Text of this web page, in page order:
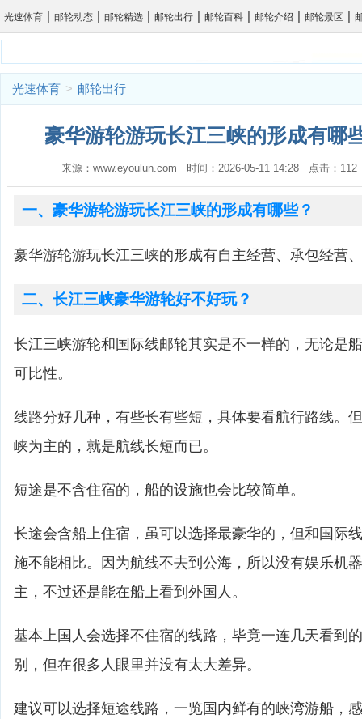
光速体育 | 邮轮动态 | 邮轮精选 | 邮轮出行 | 邮轮百科 | 邮轮介绍 | 邮轮景区 |
光速体育 > 邮轮出行
豪华游轮游玩长江三峡的形成有哪
来源：www.eyoulun.com 时间：2026-05-11 14:28 点击：
一、豪华游轮游玩长江三峡的形成有哪些？
豪华游轮游玩长江三峡的形成有自主经营、承包经营
二、长江三峡豪华游轮好不好玩？
长江三峡游轮和国际线邮轮其实是不一样的，无论是
可比性。
线路分好几种，有些长有些短，具体要看航行路线。
峡为主的，就是航线长短而已。
短途是不含住宿的，船的设施也会比较简单。
长途会含船上住宿，虽可以选择最豪华的，但和国际
施不能相比。因为航线不去到公海，所以没有娱乐机
主，不过还是能在船上看到外国人。
基本上国人会选择不住宿的线路，毕竟一连几天看到
别，但在很多人眼里并没有太大差异。
建议可以选择短途线路，一览国内鲜有的峡湾游船，